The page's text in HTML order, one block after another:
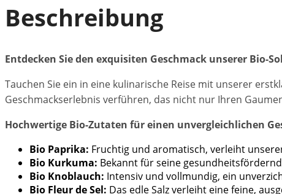
Beschreibung
Entdecken Sie den exquisiten Geschmack unserer Bio-
Tauchen Sie ein in eine kulinarische Reise mit unserer
Geschmackserlebnis verführen, das nicht nur Ihren
Hochwertige Bio-Zutaten für einen unvergleichlichen
Bio Paprika: Fruchtig und aromatisch, verleiht
Bio Kurkuma: Bekannt für seine
Bio Knoblauch: Intensiv und vollmundig, ein
Bio Fleur de Sel: Das edle Salz verleiht eine feine,